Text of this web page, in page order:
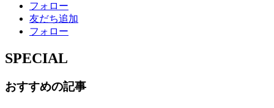
フォロー
友だち追加
フォロー
SPECIAL
おすすめの記事